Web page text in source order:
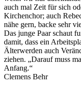
auch mal Zeit für sich
Kirchenchor; auch
nähe gern, backe sehr
Das junge Paar schaut
damit, dass ein
Älterwerden auch
ziehen. „Darauf muss
Anfang.“
Clemens Behr